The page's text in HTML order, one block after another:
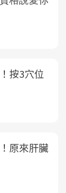
按3穴位
原來肝臟